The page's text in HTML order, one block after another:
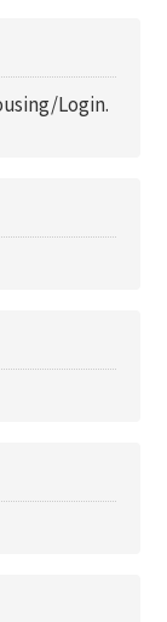
Login.